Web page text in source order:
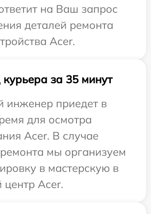
на Ваш запрос
деталей ремонта
Acer.
за 35 минут
инженер приедет в
для осмотра
Acer. В случае
мы организуем
в мастерскую в
центр Acer.